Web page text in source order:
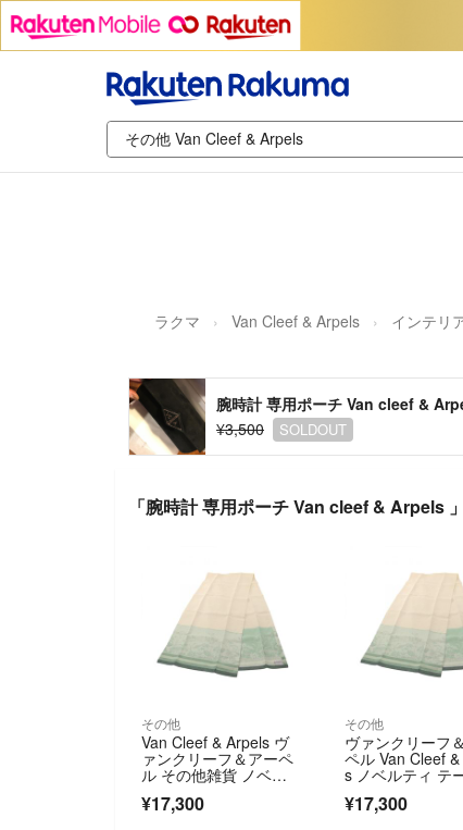
ラクマ Van Cleef & Arpels インテリ
腕時計 専用ポーチ Van cleef &
¥3,500
SOLDOUT
「腕時計 専用ポーチ Van cleef & Arpels
その他
Van Cleef & Arpels ヴ
ァンクリーフ＆アーペ
ル その他雑貨 ノベル
ティ テーブルランナー
¥17,300
その他
ヴァンクリーフ
ペル Van Cleef
s ノベルティ テ
ランナー アクセ
ー ファブリック
¥17,300